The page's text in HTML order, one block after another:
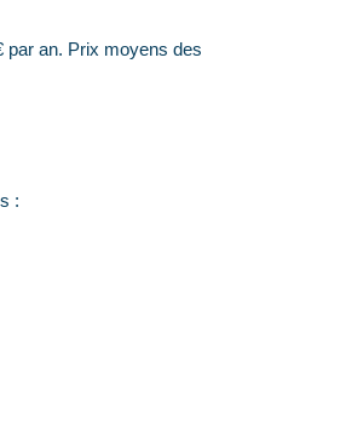
par an. Prix moyens des
: